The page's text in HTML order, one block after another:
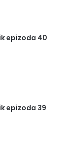
epizoda 40
epizoda 39